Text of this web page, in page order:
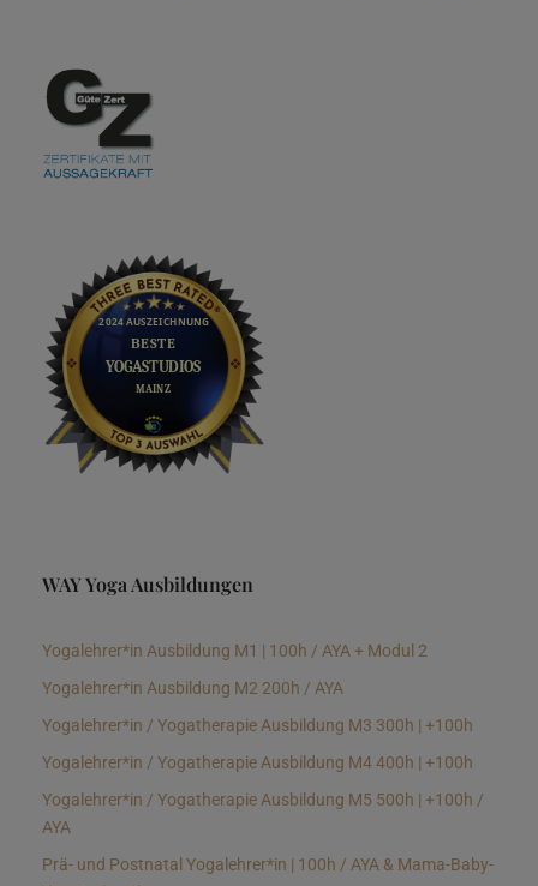
WAY Yoga Ausbildungen
Yogalehrer*in Ausbildung M1 | 100h / AYA + Modul 2
Yogalehrer*in Ausbildung M2 200h / AYA
Yogalehrer*in / Yogatherapie Ausbildung M3 300h | +100h
Yogalehrer*in / Yogatherapie Ausbildung M4 400h | +100h
Yogalehrer*in / Yogatherapie Ausbildung M5 500h | +100h /
AYA
Prä- und Postnatal Yogalehrer*in | 100h / AYA & Mama-Baby-